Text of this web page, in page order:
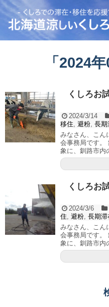
「 2024年
くしろお
2024/3/14
移住, 避粉, 長期
みなさん、こん
会事務局です。
象に、釧路市内
くしろお
2024/3/6
住, 避粉, 長期滞
みなさん、こん
会事務局です。
象に、釧路市内